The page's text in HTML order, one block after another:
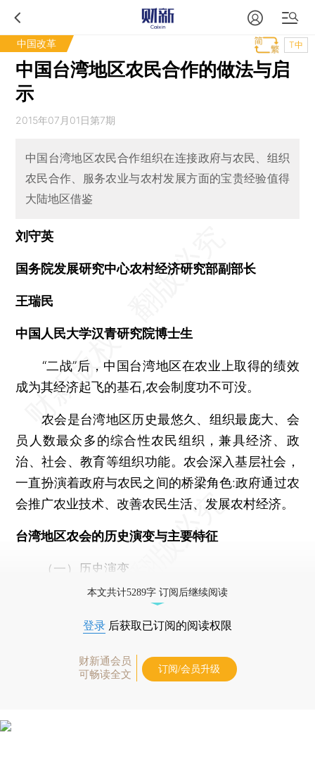
中国改革 T中
中国台湾地区农民合作的做法与启
示
2015年07月01日第7期
中国台湾地区农民合作组织在连接政府与农民、组织
农民合作、服务农业与农村发展方面的宝贵经验值得
大陆地区借鉴
刘守英
国务院发展研究中心农村经济研究部副部长
王瑞民
中国人民大学汉青研究院博士生
“二战”后，中国台湾地区在农业上取得的绩效
成为其经济起飞的基石,农会制度功不可没。
农会是台湾地区历史最悠久、组织最庞大、会
员人数最众多的综合性农民组织，兼具经济、政
治、社会、教育等组织功能。农会深入基层社会，
一直扮演着政府与农民之间的桥梁角色:政府通过农
会推广农业技术、改善农民生活、发展农村经济。
台湾地区农会的历史演变与主要特征
（一）历史演变
本文共计5289字 订阅后继续阅读
登录 后获取已订阅的阅读权限
财新通会员
可畅读全文
订阅/会员升级